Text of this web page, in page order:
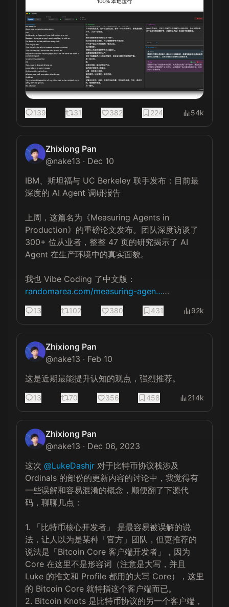
139 31 382 224 54k
Zhixiong Pan
@nake13 · Dec 10
IBM、斯坦福与 UC Berkeley 联手发布：目前最
深度的 AI Agent 调研报告
上周，这篇名为《Measuring Agents in
Production》的重磅论文发布。团队深度访谈了
300+ 位从业者，整整 47 页的研究揭示了 AI
Agent 在生产环境中的真实面貌。
我也 Vibe Coding 了中文版：
randomarea.com/measuring-agen……
13 102 380 431 92k
Zhixiong Pan
@nake13 · Feb 10
这是近期最能提升认知的观点，强烈推荐。
13 70 356 458 214k
Zhixiong Pan
@nake13 · Dec 06, 2023
这次 @LukeDashjr 对于比特币协议栈涉及
Ordinals 的部份的更新内容的讨论中，我觉得有
一些误解和容易混淆的概念，顺便翻了下源代
码，聊聊几点：
1. 「比特币核心开发者」 是最容易被误解的说
法，让人以为是某种「官方」团队，但更推荐的
说法是「Bitcoin Core 客户端开发者」，因为
Core 在这里不是形容词（注意是大写，并且
Luke 的推文和 Profile 都用的大写 Core），这里
的 Bitcoin Core 就特指这个客户端而已。
2. Bitcoin Knots 是比特币协议的另一个客户端，